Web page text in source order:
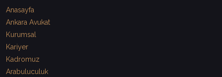
Anasayfa
Ankara Avukat
Kurumsal
Kariyer
Kadromuz
Arabuluculuk